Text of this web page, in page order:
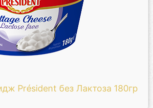
Président без Лактоза 180гр